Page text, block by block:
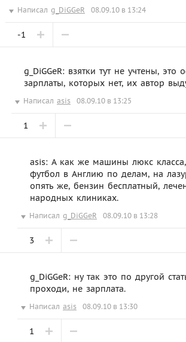
Написал g_DiGGeR 08.09.10 в 13:24
-1
g_DiGGeR: взятки тут не учтены, это
зарплаты, которых нет, их автор
Написал asis 08.09.10 в 13:25
1
asis: А как же машины люкс
футбол в Англию по делам, на
опять же, бензин бесплатный,
народных клиниках.
Написал g_DiGGeR 08.09.10 в 13:28
3
g_DiGGeR: ну так это по другой
проходи, не зарплата.
Написал asis 08.09.10 в 13:30
1